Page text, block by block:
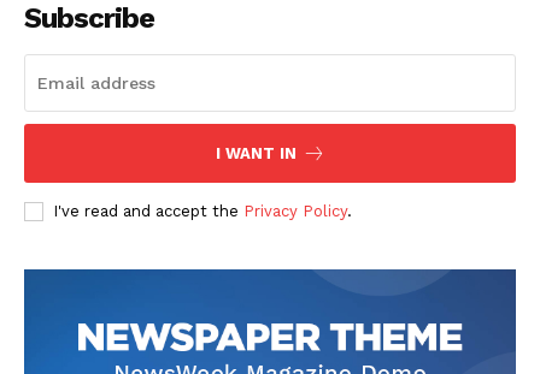
Subscribe
I WANT IN
I've read and accept the Privacy Policy.